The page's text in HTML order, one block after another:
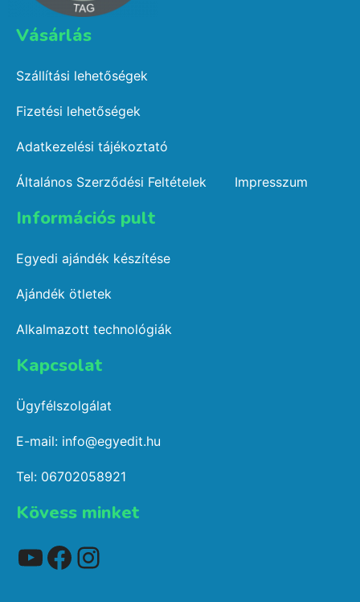
Vásárlás​
Szállítási lehetőségek
Fizetési lehetőségek
Adatkezelési tájékoztató
Általános Szerződési Feltételek Impresszum
Információs pult​
Egyedi ajándék készítése
Ajándék ötletek
Alkalmazott technológiák
Kapcsolat​
Ügyfélszolgálat
E-mail: info@egyedit.hu
Tel: 06702058921
Kövess minket
YouTube
Facebook
Instagram